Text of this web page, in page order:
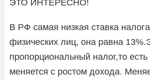
ЭТО ИНТЕРЕСНО!
В РФ самая низкая ставка
физических лиц, она равна
пропорциональный налог,то есть
меняется с ростом дохода.